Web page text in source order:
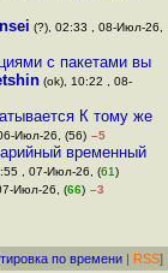
(?), 02:33 , 08-Июл-26,
с пакетами вы
(ok), 10:22 , 08-
К тому же
Июл-26, (56) –5
временный
, 07-Июл-26, (61)
Июл-26, (66) –3
по времени | RSS]